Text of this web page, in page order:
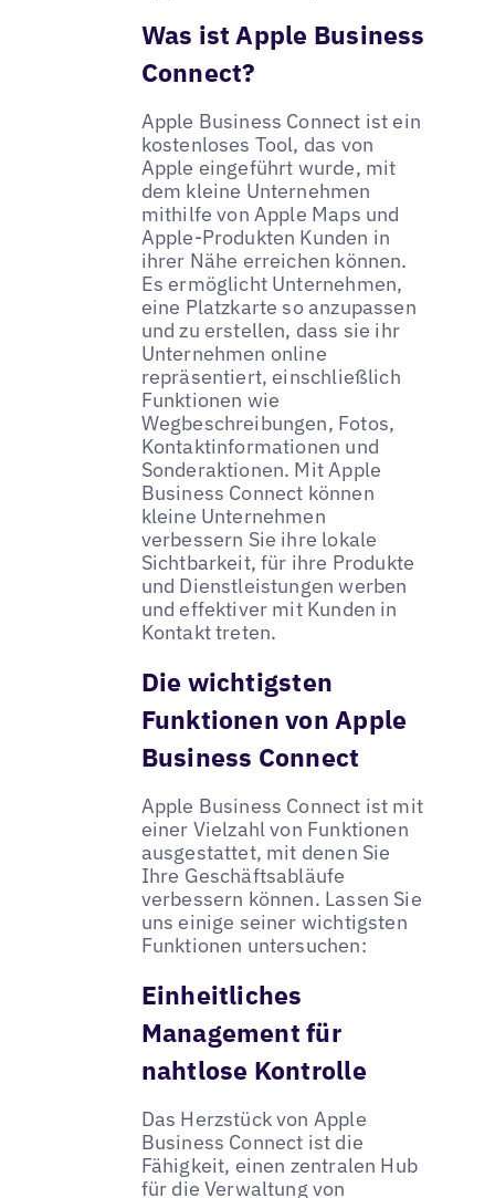
Was ist Apple Business
Connect?
Apple Business Connect ist ein
kostenloses Tool, das von
Apple eingeführt wurde, mit
dem kleine Unternehmen
mithilfe von Apple Maps und
Apple-Produkten Kunden in
ihrer Nähe erreichen können.
Es ermöglicht Unternehmen,
eine Platzkarte so anzupassen
und zu erstellen, dass sie ihr
Unternehmen online
repräsentiert, einschließlich
Funktionen wie
Wegbeschreibungen, Fotos,
Kontaktinformationen und
Sonderaktionen. Mit Apple
Business Connect können
kleine Unternehmen
verbessern Sie ihre lokale
Sichtbarkeit, für ihre Produkte
und Dienstleistungen werben
und effektiver mit Kunden in
Kontakt treten.
Die wichtigsten
Funktionen von Apple
Business Connect
Apple Business Connect ist mit
einer Vielzahl von Funktionen
ausgestattet, mit denen Sie
Ihre Geschäftsabläufe
verbessern können. Lassen Sie
uns einige seiner wichtigsten
Funktionen untersuchen:
Einheitliches
Management für
nahtlose Kontrolle
Das Herzstück von Apple
Business Connect ist die
Fähigkeit, einen zentralen Hub
für die Verwaltung von